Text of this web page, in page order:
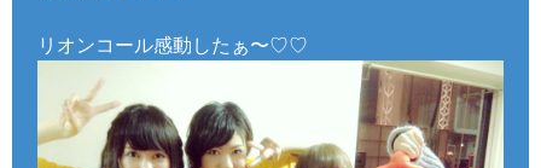
リオンコール感動したぁ〜♡♡